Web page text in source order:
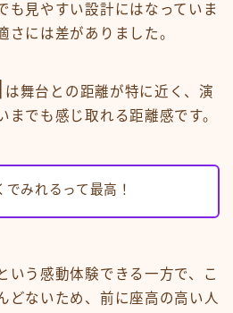
も見やすい設計にはなっていま
さには差がありました。
は舞台との距離が特に近く、演
までも感じ取れる距離感です。
でみれるって最高！
いう感動体験できる一方で、こ
どないため、前に座高の高い人
強のサーバーがついに誕生！